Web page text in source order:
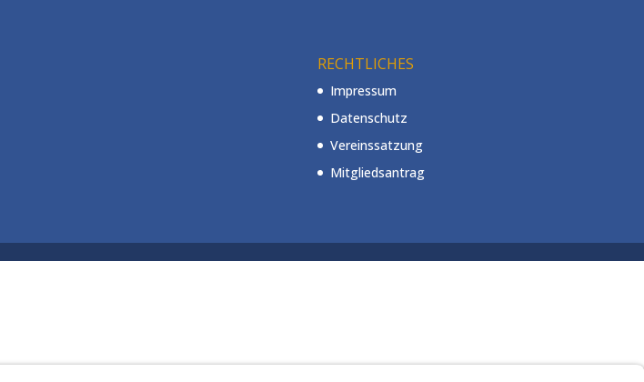
RECHTLICHES
Impressum
Datenschutz
Vereinssatzung
Mitgliedsantrag